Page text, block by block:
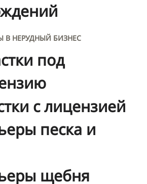
В НЕРУДНЫЙ БИЗНЕС
под
с лицензией
песка и
щебня